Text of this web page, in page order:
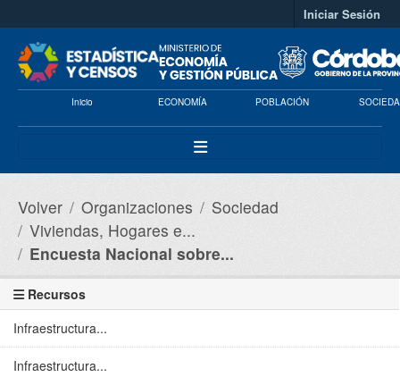
Iniciar Sesión
Inicio ECONOMÍA POBLACIÓN
Volver Organizaciones
Sociedad
Viviendas, Hogares e...
Encuesta Nacional sobre...
Recursos
Infraestructura...
Infraestructura...